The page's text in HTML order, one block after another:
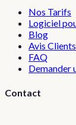
Nos Tarifs
Logiciel
Blog
Avis Clients
FAQ
Demander
Contact